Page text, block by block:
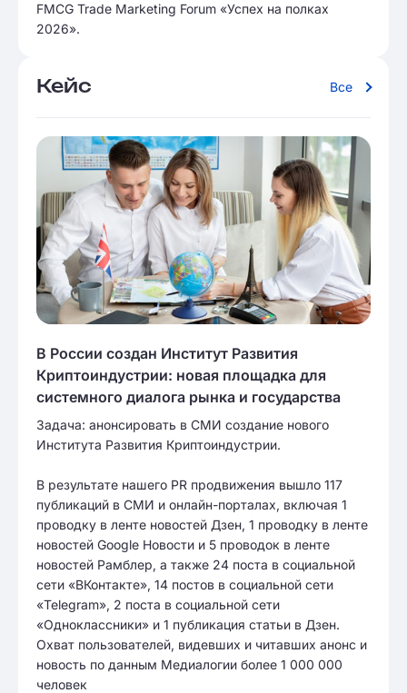
FMCG Trade Marketing Forum «Успех на полках
2026».
Кейс Все
В России создан Институт Развития
Криптоиндустрии: новая площадка для
системного диалога рынка и государства
Задача: анонсировать в СМИ создание нового
Института Развития Криптоиндустрии.
В результате нашего PR продвижения вышло 117
публикаций в СМИ и онлайн-порталах, включая 1
проводку в ленте новостей Дзен, 1 проводку в ленте
новостей Google Новости и 5 проводок в ленте
новостей Рамблер, а также 24 поста в социальной
сети «ВКонтакте», 14 постов в социальной сети
«Telegram», 2 поста в социальной сети
«Одноклассники» и 1 публикация статьи в Дзен.
Охват пользователей, видевших и читавших анонс и
новость по данным Медиалогии более 1 000 000
человек